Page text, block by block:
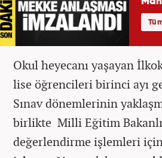
Okul heyecanı yaşayan
lise öğrencileri birinci ayı
Sınav dönemlerinin
birlikte Milli Eğitim
değerlendirme işlemleri